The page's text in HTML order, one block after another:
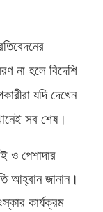
না হলে বিদেশি
যদি দেখেন
সব শেষ।
ও পেশাদার
আহ্বান জানান।
কার্যক্রম